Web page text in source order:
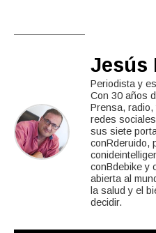
Jesús
Periodista y
Con 30 años
Prensa, radio,
redes
sus siete
conRderuido,
conBdebike y
abierta al
la salud y el
decidir.